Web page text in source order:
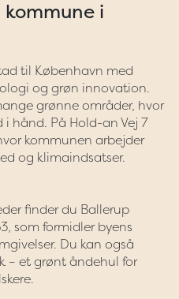
i
til København med
og grøn innovation.
grønne områder, hvor
hånd. På Hold-an Vej 7
kommunen arbejder
og klimaindsatser.
finder du Ballerup
som formidler byens
Du kan også
– et grønt åndehul for